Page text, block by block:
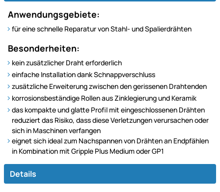
Anwendungsgebiete:
für eine schnelle Reparatur von Stahl- und Spalierdrähten
Besonderheiten:
kein zusätzlicher Draht erforderlich
einfache Installation dank Schnappverschluss
zusätzliche Erweiterung zwischen den gerissenen Drahtenden
korrosionsbeständige Rollen aus Zinklegierung und Keramik
das kompakte und glatte Profil mit eingeschlossenen Drähten
reduziert das Risiko, dass diese Verletzungen verursachen oder
sich in Maschinen verfangen
eignet sich ideal zum Nachspannen von Drähten an Endpfählen
in Kombination mit Gripple Plus Medium oder GP1
Details